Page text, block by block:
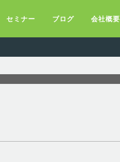
セミナー ブログ 会社概要